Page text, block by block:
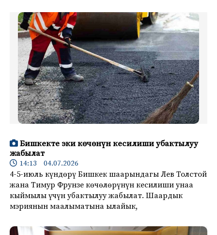
Бишкекте эки көчөнүн кесилиши убактылуу
жабылат
14:13 04.07.2026
4-5-июль күндөрү Бишкек шаарындагы Лев Толстой
жана Тимур Фрунзе көчөлөрүнүн кесилиши унаа
кыймылы үчүн убактылуу жабылат. Шаардык
мэриянын маалыматына ылайык,